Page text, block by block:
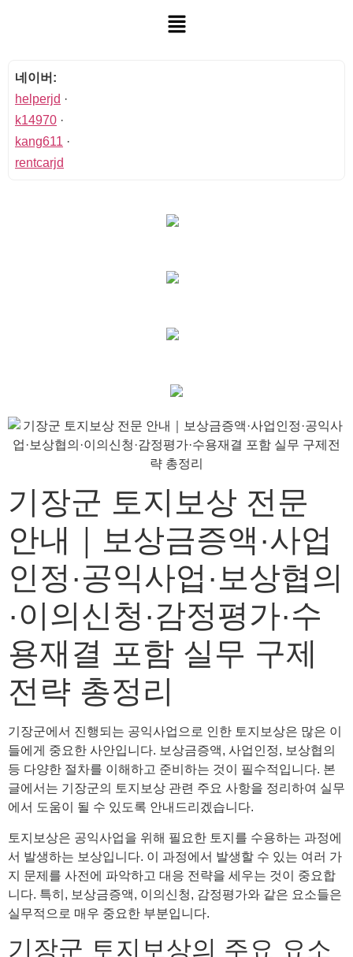
네이버:
helperjd ·
k14970 ·
kang611 ·
rentcarjd
기장군 토지보상 전문
안내｜보상금증액·사업
인정·공익사업·보상협의
·이의신청·감정평가·수
용재결 포함 실무 구제
전략 총정리
기장군에서 진행되는 공익사업으로 인한 토지보상은 많은 이
들에게 중요한 사안입니다. 보상금증액, 사업인정, 보상협의
등 다양한 절차를 이해하고 준비하는 것이 필수적입니다. 본
글에서는 기장군의 토지보상 관련 주요 사항을 정리하여 실무
에서 도움이 될 수 있도록 안내드리겠습니다.
토지보상은 공익사업을 위해 필요한 토지를 수용하는 과정에
서 발생하는 보상입니다. 이 과정에서 발생할 수 있는 여러 가
지 문제를 사전에 파악하고 대응 전략을 세우는 것이 중요합
니다. 특히, 보상금증액, 이의신청, 감정평가와 같은 요소들은
실무적으로 매우 중요한 부분입니다.
기장군 토지보상의 주요 요소